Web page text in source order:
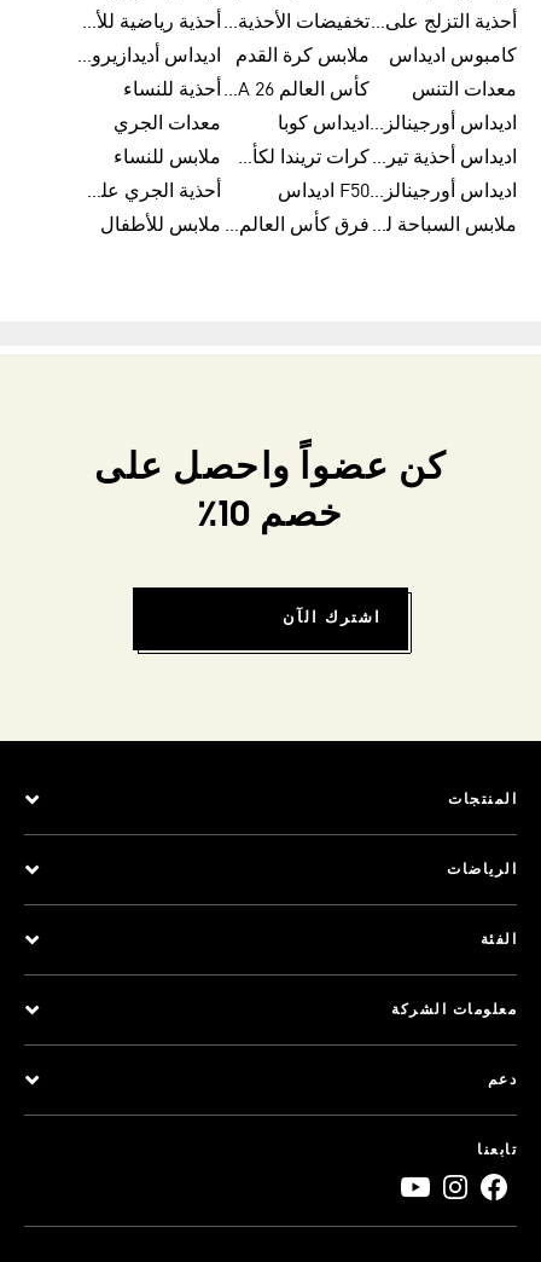
أحذية التزلج على اللوح للرجال
تخفيضات الأحذية للرجال
أحذية رياضية للأطفال
كامبوس اديداس
ملابس كرة القدم
اديداس أديدازيرو معدات الجري
معدات التنس
كأس العالم FIFA 26™ أحذية للنساء
اديداس أورجينالز ملابس للنساء اديداس كوبا
معدات الجري
اديداس أحذية تيريكس
كرات تريندا لكأس العالم FIFA 26™
ملابس للنساء
اديداس أورجينالز صنادل للنساءF50 اديداس
أحذية الجري على الطرق الوعرة للرجال
ملابس السباحة للنساء
فرق كأس العالم FIFA 26™ ملابس للأطفال
كن عضواً واحصل على
خصم 10٪
اشترك الآن
المنتجات
الرياضات
الفئة
معلومات الشركة
دعم
تابعنا